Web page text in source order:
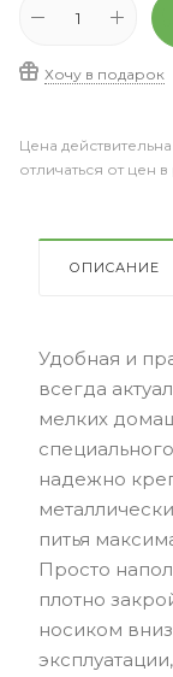
Хочу в подарок
Цена
отличаться от цен
ОПИСАНИЕ
Удобная и
всегда
мелких
надежно
питья
Просто
плотно
носиком